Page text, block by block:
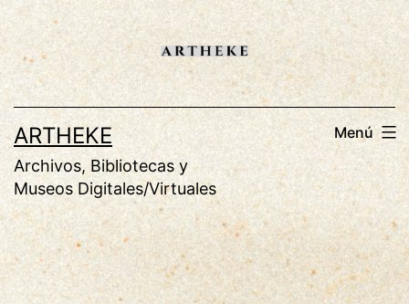
al
contenido
ARTHEKE
Archivos, Bibliotecas y
Museos Digitales/Virtuales
Menú